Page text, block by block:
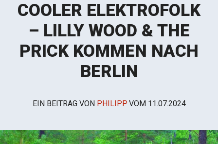
COOLER ELEKTROFOLK
– LILLY WOOD & THE
PRICK KOMMEN NACH
BERLIN
EIN BEITRAG VON PHILIPP VOM 11.07.2024